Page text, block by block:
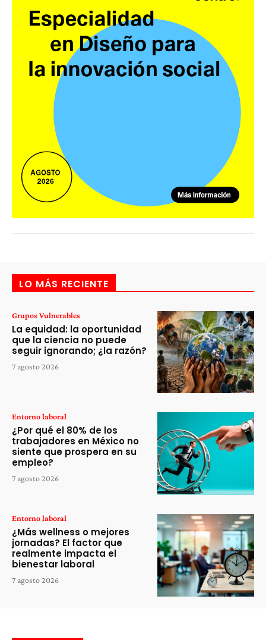
LO MÁS RECIENTE
Grupos Vulnerables
La equidad: la oportunidad
que la ciencia no puede
seguir ignorando; ¿la razón?
7 agosto 2026
Entorno laboral
¿Por qué el 80% de los
trabajadores en México no
siente que prospera en su
empleo?
7 agosto 2026
Entorno laboral
¿Más wellness o mejores
jornadas? El factor que
realmente impacta el
bienestar laboral
7 agosto 2026